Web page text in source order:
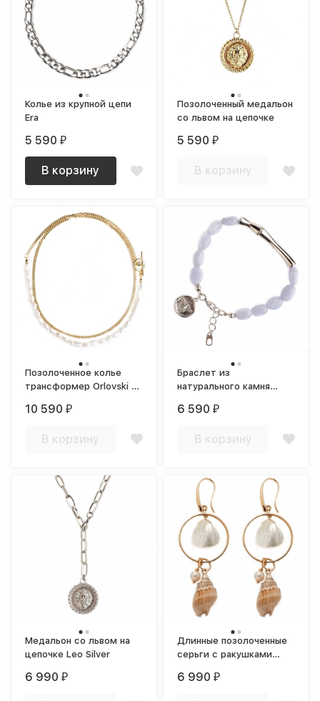
Колье из крупной цепи
Era
5 590 ₽
В корзину
Позолоченный медальон
со львом на цепочке
5 590 ₽
В корзину
Позолоченное колье
трансформер Orlovski с
10 590 ₽
В корзину
Браслет из
натурального камня
6 590 ₽
В корзину
Медальон со львом на
цепочке Leo Silver
6 990 ₽
Длинные позолоченные
серьги с ракушками
6 990 ₽